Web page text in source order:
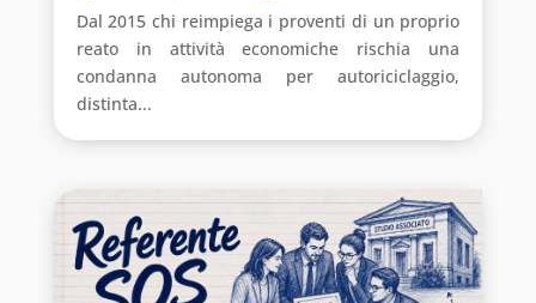
Dal 2015 chi reimpiega i proventi di un proprio
reato in attività economiche rischia una
condanna autonoma per autoriciclaggio,
distinta...